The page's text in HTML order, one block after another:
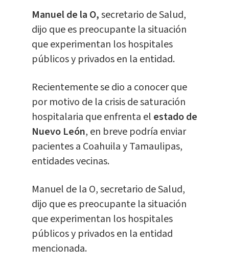
Manuel de la O,secretario de Salud,
dijo que es preocupante la situación
que experimentan los hospitales
públicos y privados en la entidad.
Recientemente se dio a conocer que
por motivo de la crisis de saturación
hospitalaria que enfrenta el estado de
Nuevo León, en breve podría enviar
pacientes a Coahuila y Tamaulipas,
entidades vecinas.
Manuel de la O, secretario de Salud,
dijo que es preocupante la situación
que experimentan los hospitales
públicos y privados en la entidad
mencionada.